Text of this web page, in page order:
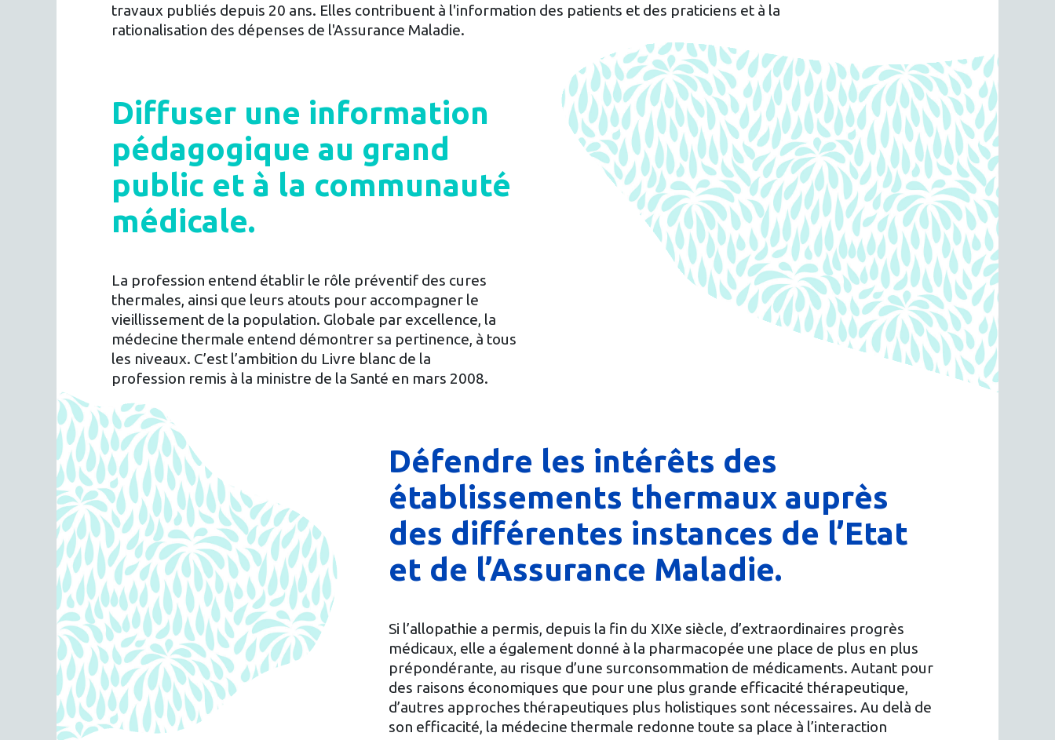
travaux publiés depuis 20 ans. Elles contribuent à l'information des patients et des praticiens et à la
rationalisation des dépenses de l'Assurance Maladie.
Diffuser une information
pédagogique au grand
public et à la communauté
médicale.
La profession entend établir le rôle préventif des cures
thermales, ainsi que leurs atouts pour accompagner le
vieillissement de la population. Globale par excellence, la
médecine thermale entend démontrer sa pertinence, à tous
les niveaux. C’est l’ambition du Livre blanc de la
profession remis à la ministre de la Santé en mars 2008.
Défendre les intérêts des
établissements thermaux auprès
des différentes instances de l’Etat
et de l’Assurance Maladie.
Si l’allopathie a permis, depuis la fin du XIXe siècle, d’extraordinaires progrès
médicaux, elle a également donné à la pharmacopée une place de plus en plus
prépondérante, au risque d’une surconsommation de médicaments. Autant pour
des raisons économiques que pour une plus grande efficacité thérapeutique,
d’autres approches thérapeutiques plus holistiques sont nécessaires. Au delà de
son efficacité, la médecine thermale redonne toute sa place à l’interaction